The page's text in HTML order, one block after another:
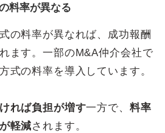
料率が異なる
の料率が異なれば、成功報酬
ます。一部のM&A仲介会社で
式の料率を導入しています。
れば負担が増す一方で、 料率
軽減されます。